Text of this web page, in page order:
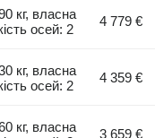
кг, власна
осей: 2
4 779 €
кг, власна
осей: 2
4 359 €
кг, власна
3 659 €